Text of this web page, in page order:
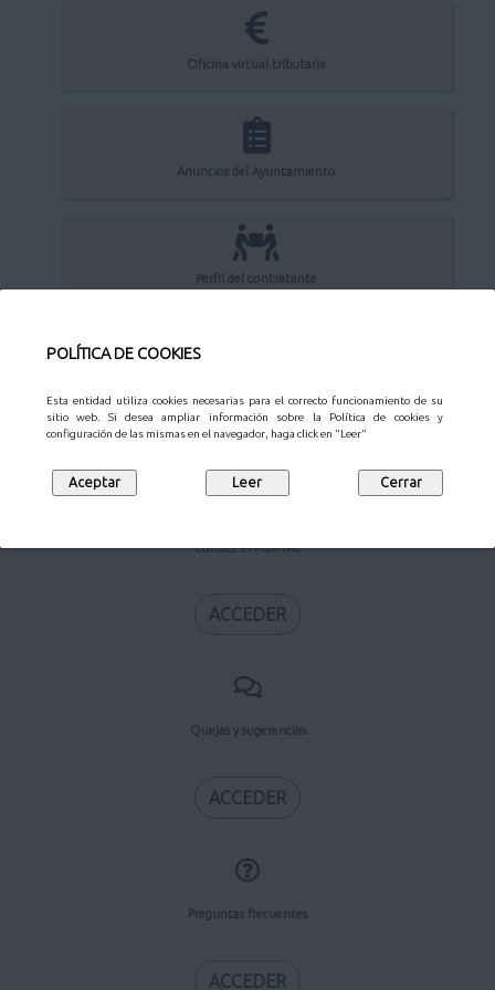
POLÍTICA DE COOKIES
Esta entidad utiliza cookies necesarias para el correcto funcionamiento de su
sitio web. Si desea ampliar información sobre la Política de cookies y
configuración de las mismas en el navegador, haga click en "Leer"
Oficina virtual tributaria
Anuncios del Ayuntamiento
Perfil del contratante
Conoce el PORTAL
ACCEDER
Quejas y sugerencias
ACCEDER
Preguntas frecuentes
ACCEDER